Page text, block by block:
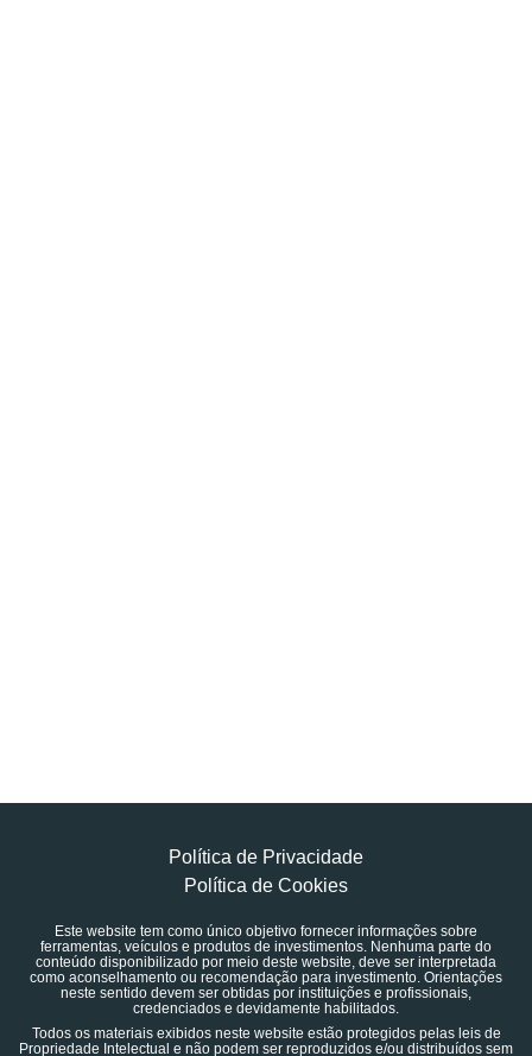
Política de Privacidade
Política de Cookies
Este website tem como único objetivo fornecer informações sobre
ferramentas, veículos e produtos de investimentos. Nenhuma parte do
conteúdo disponibilizado por meio deste website, deve ser interpretada
como aconselhamento ou recomendação para investimento. Orientações
neste sentido devem ser obtidas por instituições e profissionais,
credenciados e devidamente habilitados.
Todos os materiais exibidos neste website estão protegidos pelas leis de
Propriedade Intelectual e não podem ser reproduzidos e/ou distribuídos sem